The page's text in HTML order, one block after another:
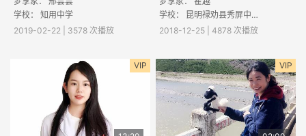
学校： 知用中学
2019-02-22 | 3578 次播放
学校： 昆明禄劝县秀屏中学
2018-12-25 | 4878 次播放
VIP VIP